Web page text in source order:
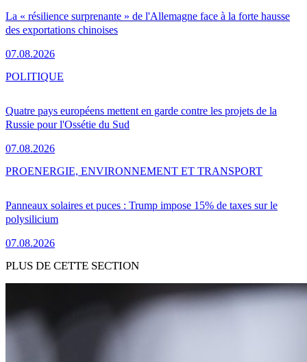
La « résilience surprenante » de l'Allemagne face à la forte hausse
des exportations chinoises
07.08.2026
Quatre pays européens mettent en garde contre les projets de la
Russie pour l'Ossétie du Sud
07.08.2026
POLITIQUE
Panneaux solaires et puces : Trump impose 15% de taxes sur le
polysilicium
07.08.2026
PROENERGIE, ENVIRONNEMENT ET TRANSPORT
PLUS DE CETTE SECTION